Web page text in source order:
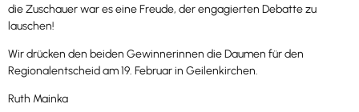
die Zuschauer war es eine Freude, der engagierten Debatte zu
lauschen!
Wir drücken den beiden Gewinnerinnen die Daumen für den
Regionalentscheid am 19. Februar in Geilenkirchen.
Ruth Mainka